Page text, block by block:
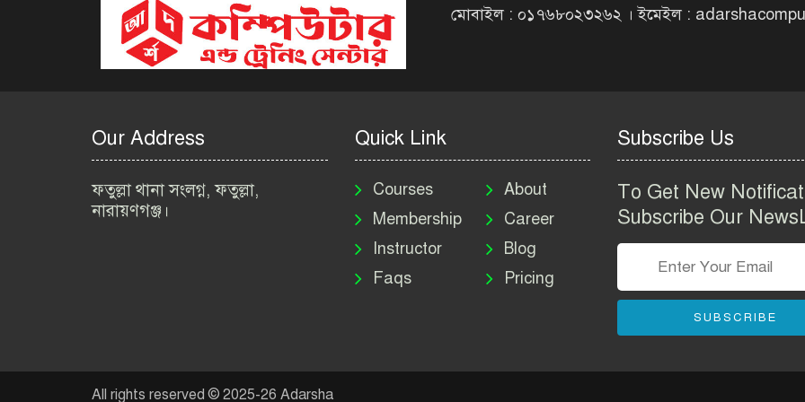
মোবাইল : ০১৭৬৮০২৩২৬২ । ইমেইল :
Our Address
ফতুল্লা থানা সংলগ্ন, ফতুল্লা,
নারায়ণগঞ্জ।
Quick Link
Courses
Membership
Instructor
Faqs
About
Career
Blog
Pricing
Subscribe Us
To Get New
Subscribe Our
SUBSCRIBE
All rights reserved © 2025-26 Adarsha